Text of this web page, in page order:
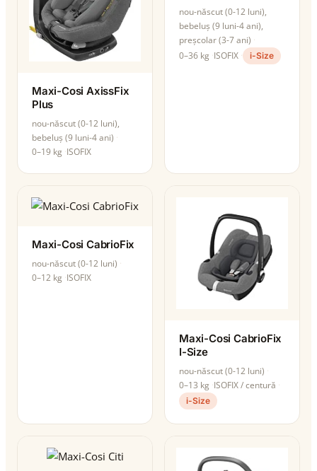
Maxi-Cosi AxissFix
Plus
nou-născut (0-12 luni),
bebeluș (9 luni-4 ani)
0–19 kg ISOFIX
nou-născut (0-12 luni),
bebeluș (9 luni-4 ani),
preșcolar (3-7 ani)
0–36 kg ISOFIX i-Size
Maxi-Cosi CabrioFix
nou-născut (0-12 luni)
0–12 kg ISOFIX
Maxi-Cosi CabrioFix
I-Size
nou-născut (0-12 luni)
0–13 kg ISOFIX / centură
i-Size